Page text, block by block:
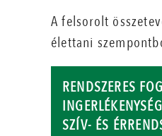
A felsorolt
élettani
RENDSZERES
SZÍV- ÉS